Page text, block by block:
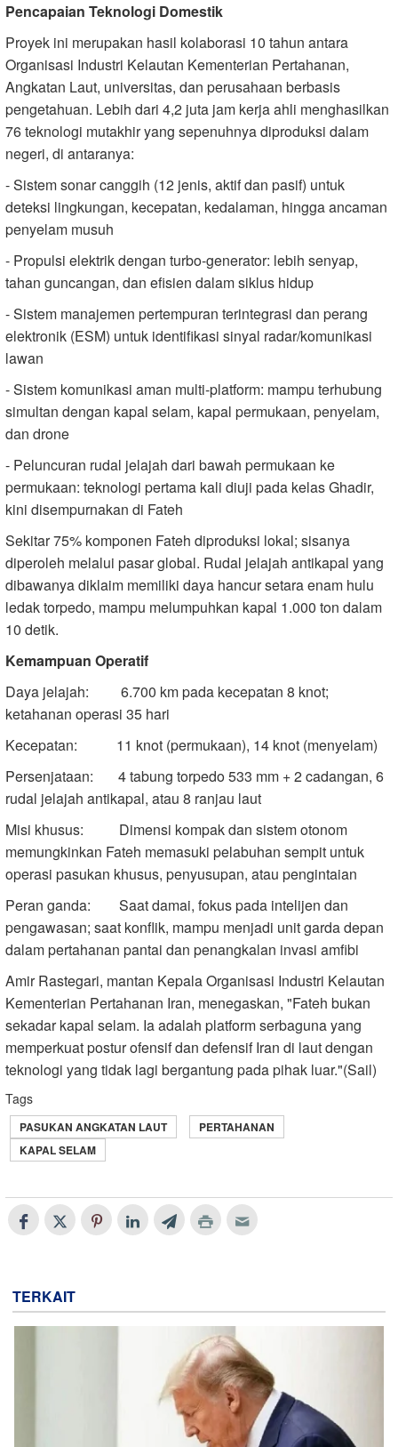
Pencapaian Teknologi Domestik
Proyek ini merupakan hasil kolaborasi 10 tahun antara
Organisasi Industri Kelautan Kementerian Pertahanan,
Angkatan Laut, universitas, dan perusahaan berbasis
pengetahuan. Lebih dari 4,2 juta jam kerja ahli menghasilkan
76 teknologi mutakhir yang sepenuhnya diproduksi dalam
negeri, di antaranya:
- Sistem sonar canggih (12 jenis, aktif dan pasif) untuk
deteksi lingkungan, kecepatan, kedalaman, hingga ancaman
penyelam musuh
- Propulsi elektrik dengan turbo-generator: lebih senyap,
tahan guncangan, dan efisien dalam siklus hidup
- Sistem manajemen pertempuran terintegrasi dan perang
elektronik (ESM) untuk identifikasi sinyal radar/komunikasi
lawan
- Sistem komunikasi aman multi-platform: mampu terhubung
simultan dengan kapal selam, kapal permukaan, penyelam,
dan drone
- Peluncuran rudal jelajah dari bawah permukaan ke
permukaan: teknologi pertama kali diuji pada kelas Ghadir,
kini disempurnakan di Fateh
Sekitar 75% komponen Fateh diproduksi lokal; sisanya
diperoleh melalui pasar global. Rudal jelajah antikapal yang
dibawanya diklaim memiliki daya hancur setara enam hulu
ledak torpedo, mampu melumpuhkan kapal 1.000 ton dalam
10 detik.
Kemampuan Operatif
Daya jelajah: 6.700 km pada kecepatan 8 knot;
ketahanan operasi 35 hari
Kecepatan: 11 knot (permukaan), 14 knot (menyelam)
Persenjataan: 4 tabung torpedo 533 mm + 2 cadangan, 6
rudal jelajah antikapal, atau 8 ranjau laut
Misi khusus: Dimensi kompak dan sistem otonom
memungkinkan Fateh memasuki pelabuhan sempit untuk
operasi pasukan khusus, penyusupan, atau pengintaian
Peran ganda: Saat damai, fokus pada intelijen dan
pengawasan; saat konflik, mampu menjadi unit garda depan
dalam pertahanan pantai dan penangkalan invasi amfibi
Amir Rastegari, mantan Kepala Organisasi Industri Kelautan
Kementerian Pertahanan Iran, menegaskan, "Fateh bukan
sekadar kapal selam. Ia adalah platform serbaguna yang
memperkuat postur ofensif dan defensif Iran di laut dengan
teknologi yang tidak lagi bergantung pada pihak luar."(Sail)
Tags
PASUKAN ANGKATAN LAUT
PERTAHANAN
KAPAL SELAM
TERKAIT